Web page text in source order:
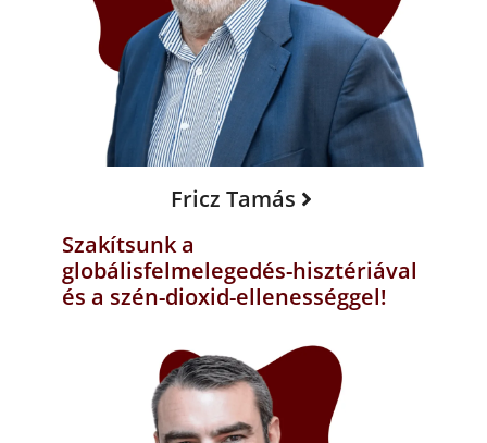
Fricz Tamás
Szakítsunk a
globálisfelmelegedés-hisztériával
és a szén-dioxid-ellenességgel!